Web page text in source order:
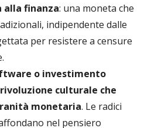
alla finanza: una moneta che
indipendente dalle
per resistere a censure
o investimento
culturale che
monetaria. Le radici
nel pensiero